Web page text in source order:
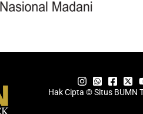
Hak Cipta © Situs BUMN